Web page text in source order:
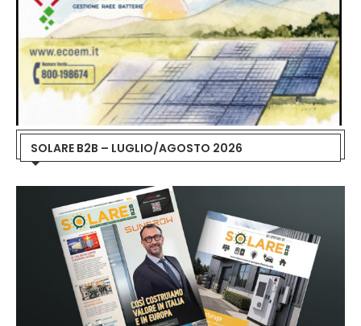
SOLARE B2B – LUGLIO/AGOSTO 2026